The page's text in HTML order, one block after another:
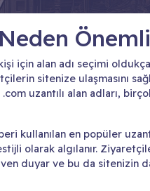
için alan adı seçimi
sitenize ulaşmasını
.com uzantılı alan adları,
kullanılan en popüler
olarak algılanır.
duyar ve bu da sitenizin